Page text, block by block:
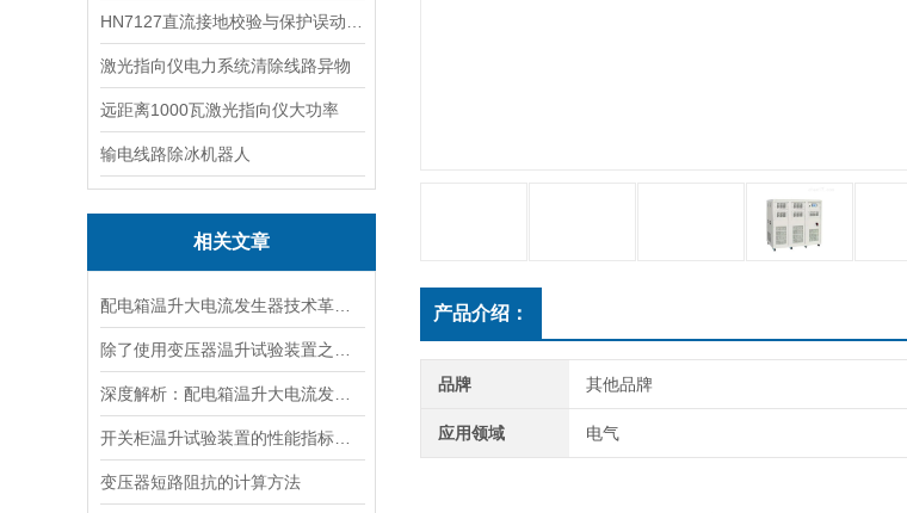
激光指向仪电力系统清除线路异物
远距离1000瓦激光指向仪大功率
输电线路除冰机器人
相关文章
变压器短路阻抗的计算方法
产品介绍：
品牌 其他品牌
应用领域 电气